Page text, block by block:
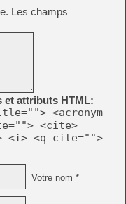
Les champs
et attributs HTML:
<acronym
<cite>
<i> <q cite="">
Votre nom *